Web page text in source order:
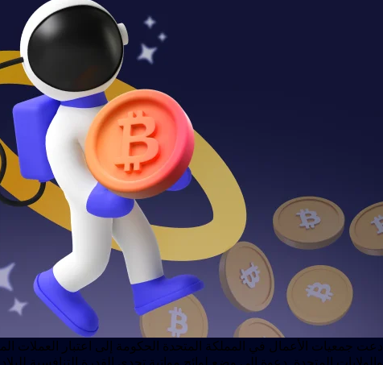
دعت جمعيات الأعمال في المملكة المتحدة الحكومة إلى اعتبار العملات
والولايات المتحدة. دعوة إلى وضع لوائح مواتية تحدي القدرة التنافسية